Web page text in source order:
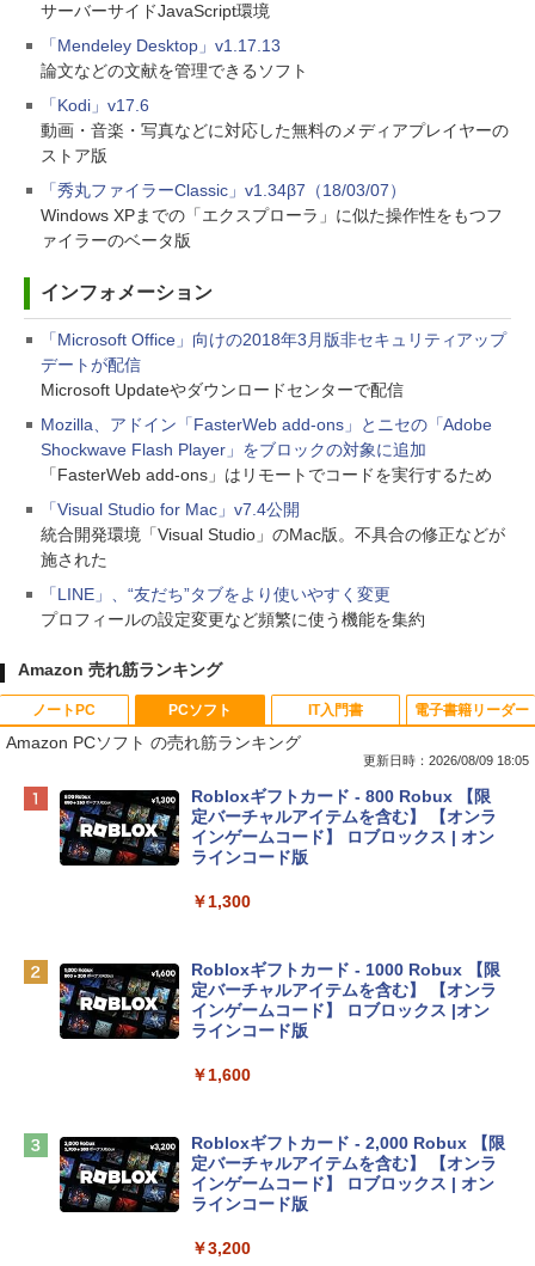
サーバーサイドJavaScript環境
「Mendeley Desktop」v1.17.13
論文などの文献を管理できるソフト
「Kodi」v17.6
動画・音楽・写真などに対応した無料のメディアプレイヤーの
ストア版
「秀丸ファイラーClassic」v1.34β7（18/03/07）
Windows XPまでの「エクスプローラ」に似た操作性をもつフ
ァイラーのベータ版
インフォメーション
「Microsoft Office」向けの2018年3月版非セキュリティアップ
デートが配信
Microsoft Updateやダウンロードセンターで配信
Mozilla、アドイン「FasterWeb add-ons」とニセの「Adobe
Shockwave Flash Player」をブロックの対象に追加
「FasterWeb add-ons」はリモートでコードを実行するため
「Visual Studio for Mac」v7.4公開
統合開発環境「Visual Studio」のMac版。不具合の修正などが
施された
「LINE」、“友だち”タブをより使いやすく変更
プロフィールの設定変更など頻繁に使う機能を集約
Amazon 売れ筋ランキング
ノートPC
Apple 2026 MacBook Neo A18 Proチッ
プ搭載13インチノートブック：AIとAppl
e Intelligenceのために設計、Liquid Ret
inaディスプレイ、8GBユニファイドメモ
eTime HDカメラ - インディゴ
tomtoc 360°保護 15.6 16インチ パソコ
ンケース Dell NEC Lavie ASUS HP dyna
Apple 2026 MacBook Air M5チップ搭載
13インチノートブック：AIとApple Intell
igence、13.6インチLiquid Retinaディ
TB SSDストレージ、12MPセンターフレ
PCソフト
Amazon PCソフト の売れ筋ランキング
更新日時：2026/08/09 18:05
Robloxギフトカード - 800 Robux 【限
定バーチャルアイテムを含む】 【オンラ
インゲームコード】 ロブロックス | オン
ラインコード版
￥1,300
Robloxギフトカード - 1000 Robux 【限
定バーチャルアイテムを含む】 【オンラ
インゲームコード】 ロブロックス |オン
ラインコード版
￥1,600
Robloxギフトカード - 2,000 Robux 【限
定バーチャルアイテムを含む】 【オンラ
インゲームコード】 ロブロックス | オン
ラインコード版
￥3,200
IT入門書 電子書籍リーダー